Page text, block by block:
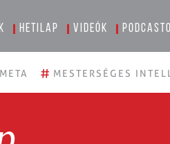
Hetilap Videók
META # MESTERSÉGES